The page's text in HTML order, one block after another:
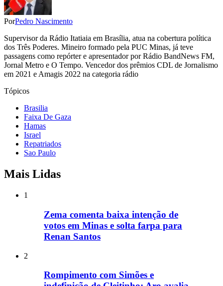
PorPedro Nascimento
Supervisor da Rádio Itatiaia em Brasília, atua na cobertura política
dos Três Poderes. Mineiro formado pela PUC Minas, já teve
passagens como repórter e apresentador por Rádio BandNews FM,
Jornal Metro e O Tempo. Vencedor dos prêmios CDL de Jornalismo
em 2021 e Amagis 2022 na categoria rádio
Tópicos
Brasilia
Faixa De Gaza
Hamas
Israel
Repatriados
Sao Paulo
Mais Lidas
1
Zema comenta baixa intenção de
votos em Minas e solta farpa para
Renan Santos
2
Rompimento com Simões e